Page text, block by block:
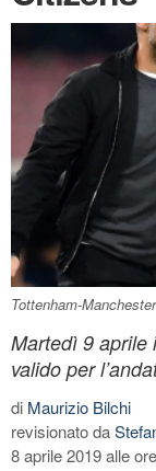
Tottenham-
Martedì 9 aprile
valido per
di Maurizio Bilchi
revisionato da
8 aprile 2019 alle